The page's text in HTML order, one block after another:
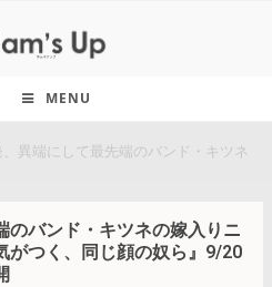
MENU
、異端にして最先端のバンド・キツネ
のバンド・キツネの嫁入りニ
がつく、同じ顔の奴ら』9/20